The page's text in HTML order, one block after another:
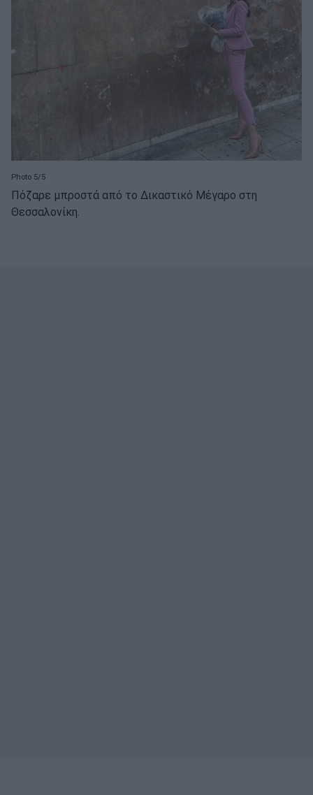
Photo 5/5
Πόζαρε μπροστά από το Δικαστικό Μέγαρο στη
Θεσσαλονίκη.